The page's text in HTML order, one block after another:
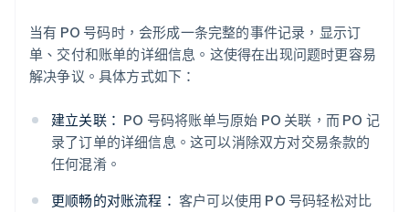
当有 PO 号码时，会形成一条完整的事件记录，显示订
单、交付和账单的详细信息。这使得在出现问题时更容易
解决争议。具体方式如下：
建立关联： PO 号码将账单与原始 PO 关联，而 PO 记
录了订单的详细信息。这可以消除双方对交易条款的
任何混淆。
更顺畅的对账流程： 客户可以使用 PO 号码轻松对比